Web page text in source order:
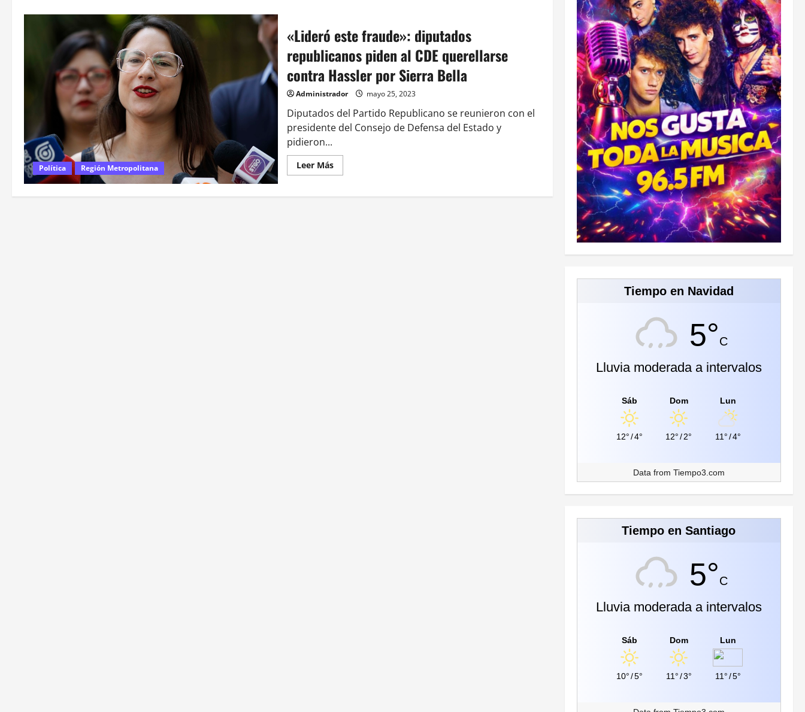
Política Región Metropolitana
«Lideró este fraude»: diputados
republicanos piden al CDE querellarse
contra Hassler por Sierra Bella
Administrador mayo 25, 2023
Diputados del Partido Republicano se reunieron con el
presidente del Consejo de Defensa del Estado y
pidieron...
Leer MásLeer
más
«Lideró
Tiempo en Navidad
5°C
Lluvia moderada a intervalos
Sáb
12° /4°
Dom
12° /2°
Lun
11°/4°
Data from Tiempo3.com
Tiempo en Santiago
5°C
Lluvia moderada a intervalos
Sáb
10° /5°
Dom
11°/3°
Lun
11°/5°